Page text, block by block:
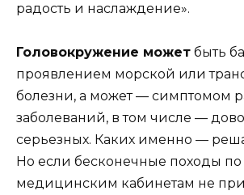
радость и наслаждение».
Головокружение может быть
проявлением морской или
болезни, а может — симптомом
заболеваний, в том числе —
серьезных. Каких именно —
Но если бесконечные походы по
медицинским кабинетам не